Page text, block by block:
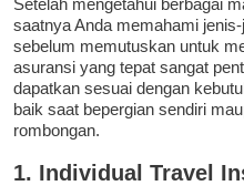
Setelah mengetahui berbagai
saatnya Anda memahami
sebelum memutuskan untuk
asuransi yang tepat sangat
dapatkan sesuai dengan
baik saat bepergian sendiri
rombongan.
1. Individual Travel